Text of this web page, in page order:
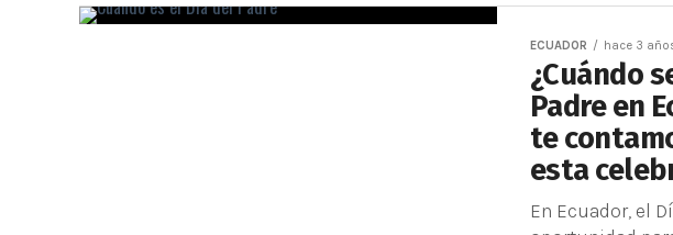
ECUADOR hace 3
¿Cuándo
Padre en
te
esta
En Ecuador, el